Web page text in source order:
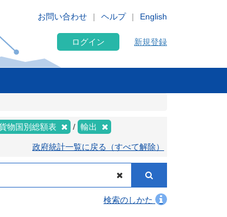
English
お問い合わせ ヘルプ
ログイン 新規登録
物国別総額表 輸出
政府統計一覧に戻る（すべて解除）
検索のしかた